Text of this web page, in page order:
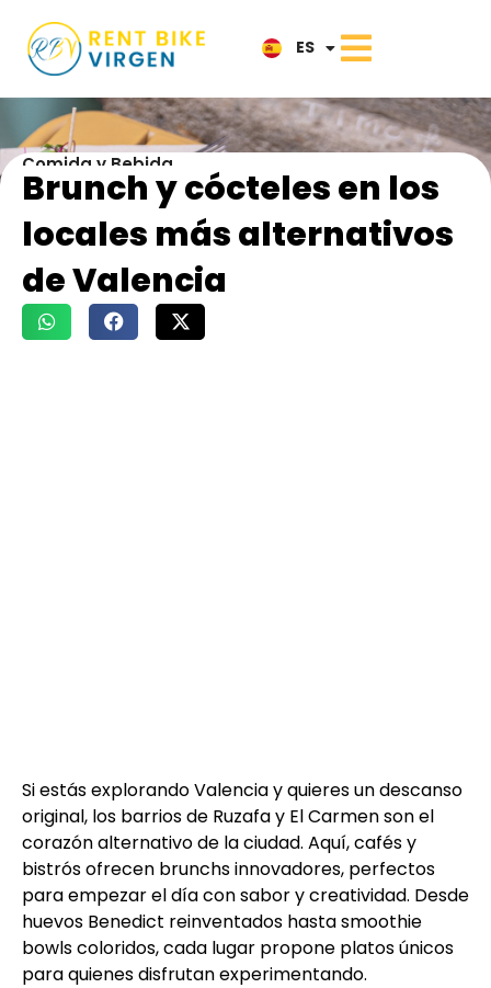
ES
NL
Comida y Bebida
Brunch y cócteles en los
locales más alternativos
de Valencia
Si estás explorando Valencia y quieres un descanso
original, los barrios de Ruzafa y El Carmen son el
corazón alternativo de la ciudad. Aquí, cafés y
bistrós ofrecen brunchs innovadores, perfectos
para empezar el día con sabor y creatividad. Desde
huevos Benedict reinventados hasta smoothie
bowls coloridos, cada lugar propone platos únicos
para quienes disfrutan experimentando.